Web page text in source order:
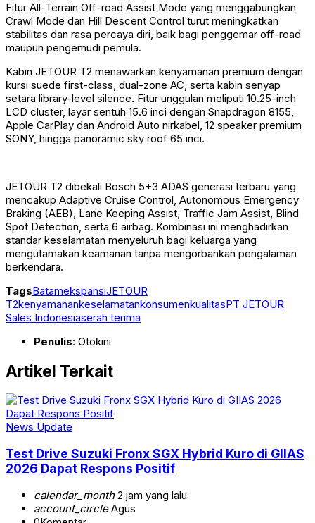
Fitur All-Terrain Off-road Assist Mode yang menggabungkan
Crawl Mode dan Hill Descent Control turut meningkatkan
stabilitas dan rasa percaya diri, baik bagi penggemar off-road
maupun pengemudi pemula.
Kabin JETOUR T2 menawarkan kenyamanan premium dengan
kursi suede first-class, dual-zone AC, serta kabin senyap
setara library-level silence. Fitur unggulan meliputi 10.25-inch
LCD cluster, layar sentuh 15.6 inci dengan Snapdragon 8155,
Apple CarPlay dan Android Auto nirkabel, 12 speaker premium
SONY, hingga panoramic sky roof 65 inci.
JETOUR T2 dibekali Bosch 5+3 ADAS generasi terbaru yang
mencakup Adaptive Cruise Control, Autonomous Emergency
Braking (AEB), Lane Keeping Assist, Traffic Jam Assist, Blind
Spot Detection, serta 6 airbag. Kombinasi ini menghadirkan
standar keselamatan menyeluruh bagi keluarga yang
mengutamakan keamanan tanpa mengorbankan pengalaman
berkendara.
TagsBatamekspansiJETOUR
T2kenyamanankeselamatankonsumenkualitasPT JETOUR
Sales Indonesiaserah terima
Penulis: Otokini
Artikel Terkait
News Update
Test Drive Suzuki Fronx SGX Hybrid Kuro di GIIAS
2026 Dapat Respons Positif
calendar_month2 jam yang lalu
account_circleAgus